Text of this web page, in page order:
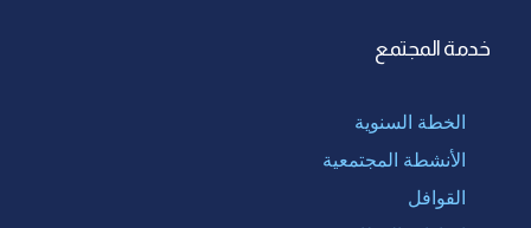
خدمة المجتمع
الخطة السنوية
الأنشطة المجتمعية
القوافل